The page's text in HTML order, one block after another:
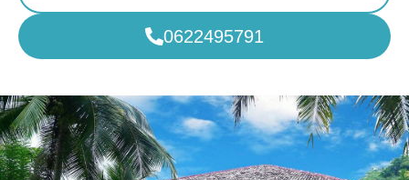
0622495791